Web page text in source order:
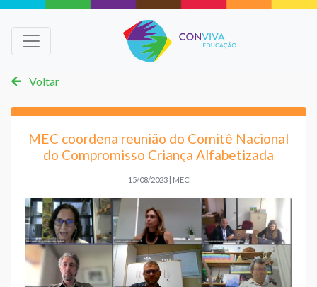
Voltar
MEC coordena reunião do Comitê Nacional
do Compromisso Criança Alfabetizada
15/08/2023 | MEC